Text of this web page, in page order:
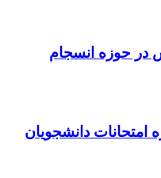
پژوهش در حوزه انسجام
امتحانات دانشجویان